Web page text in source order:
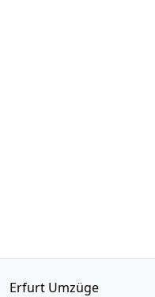
Erfurt Umzüge